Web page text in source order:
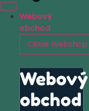
Webový
obchod
Close Webshop
Webový
obchod